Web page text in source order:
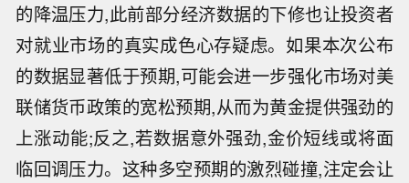
的降温压力,此前部分经济数据的下修也让投资者
对就业市场的真实成色心存疑虑。如果本次公布
的数据显著低于预期,可能会进一步强化市场对美
联储货币政策的宽松预期,从而为黄金提供强劲的
上涨动能;反之,若数据意外强劲,金价短线或将面
临回调压力。这种多空预期的激烈碰撞,注定会让